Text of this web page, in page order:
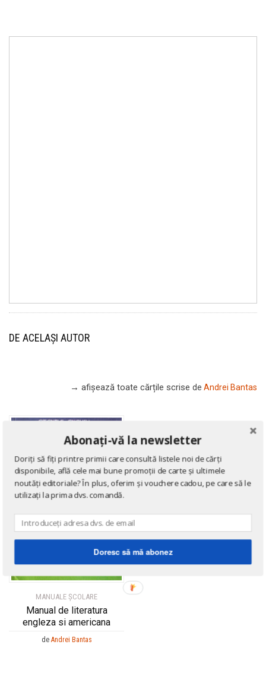
DE ACELAȘI AUTOR
→ afișează toate cărțile scrise de Andrei Bantas
MANUALE ŞCOLARE
Manual de literatura
engleza si americana
de Andrei Bantas
Abonați-vă la newsletter
Doriți să fiți printre primii care consultă listele noi de cărți
disponibile, află cele mai bune promoții de carte și ultimele
noutăți editoriale? În plus, oferim și vouchere cadou, pe care să le
utilizați la prima dvs. comandă.
Doresc să mă abonez